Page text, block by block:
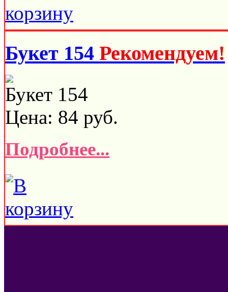
Букет 154 Рекомендуем!
Букет 154
Цена: 84 руб.
Подробнее...